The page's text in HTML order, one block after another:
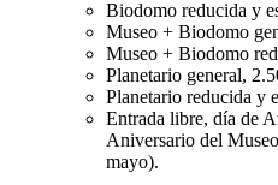
Biodomo reducida y
Museo + Biodomo
Museo + Biodomo
Planetario general,
Planetario reducida y
Entrada libre, día de
Aniversario del
mayo).